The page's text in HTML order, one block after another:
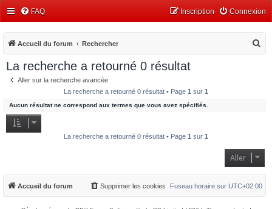
FAQ Connexion
Inscription
Accueil du forum Rechercher
r
La recherche a retourné 0 résultat
Aller sur la recherche avancée
La recherche a retourné 0 résultat • Page 1 sur 1
Aucun résultat ne correspond aux termes que vous avez spécifiés.
La recherche a retourné 0 résultat • Page 1 sur 1
Aller
Accueil du forum Fuseau horaire sur UTC+02:00
Supprimer les cookies